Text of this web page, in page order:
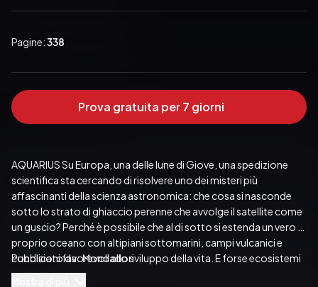
Pagine:338
Prova gratuita per 7 giorni
AQUARIUS Su Europa, una delle lune di Giove, una spedizione
scientifica sta cercando di risolvere uno dei misteri più
affascinanti della scienza astronomica: che cosa si nasconde
sotto lo strato di ghiaccio perenne che avvolge il satellite come
un guscio? Perché è possibile che al di sotto si estenda un vero e
proprio oceano con altipiani sottomarini, campi vulcanici e
condizioni favorevoli allo sviluppo della vita. E forse ecosistemi
microbici non molto diversi da quelli che popolavano la Terra
Pubblicato da:  Mondadori